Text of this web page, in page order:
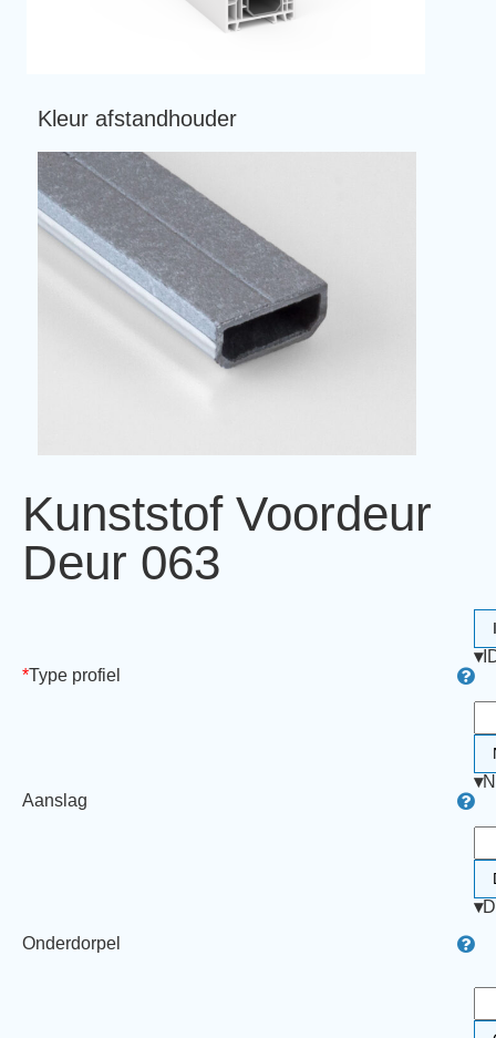
Kleur afstandhouder
Kunststof Voordeur
Deur 063
*Type profiel
▾
Aanslag
▾
Onderdorpel
▾